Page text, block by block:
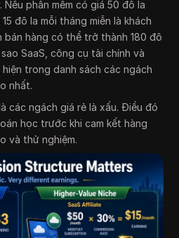
phần mềm có giá 50 đô la
đô la mỗi tháng miễn là khách
bán hàng có thể trở thành 180 đô
SaaS, công cụ tài chính và
trong danh sách các ngách
nhất.
các ngách giá rẻ là xấu. Điều đó
học trước khi cam kết hàng
và thử nghiệm.